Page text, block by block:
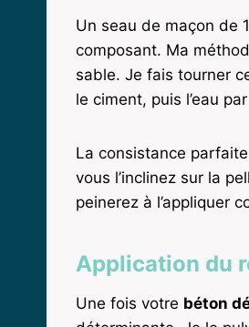
Un seau de maçon de
composant. Ma
sable. Je fais tourner
le ciment, puis l’eau
La consistance
vous l’inclinez sur la
peinerez à l’appliquer
Application du
Une fois votre béton